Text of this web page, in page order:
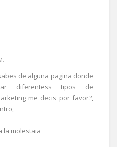
de alguna pagina donde
diferentess tipos de
me decis por favor?,
la molestaia